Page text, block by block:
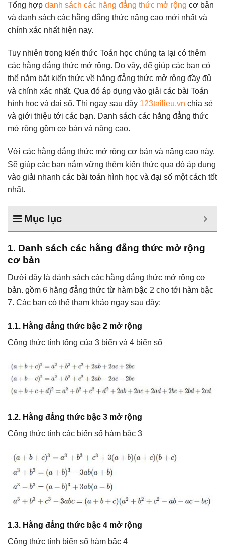
Tổng hợp danh sách các hằng đẳng thức mở rộng cơ bản
và danh sách các hằng đẳng thức nâng cao mới nhất và
chính xác nhất hiện nay.
Tuy nhiên trong kiến thức Toán học chúng ta lại có thêm
các hằng đẳng thức mở rộng. Do vậy, để giúp các bạn có
thể nắm bắt kiến thức về hằng đẳng thức mở rộng đầy đủ
và chính xác nhất. Qua đó áp dụng vào giải các bài Toán
hình học và đại số. Thì ngay sau đây 123tailieu.vn chia sẻ
và giới thiệu tới các bạn. Danh sách các hằng đẳng thức
mở rộng gồm cơ bản và nâng cao.
Với các hằng đẳng thức mở rộng cơ bản và nâng cao này.
Sẽ giúp các bạn nắm vững thêm kiến thức qua đó áp dụng
vào giải nhanh các bài toán hình học và đại số một cách tốt
nhất.
Mục lục
1. Danh sách các hằng đẳng thức mở rộng
cơ bản
Dưới đây là dánh sách các hằng đẳng thức mở rộng cơ
bản. gồm 6 hằng đẳng thức từ hàm bậc 2 cho tới hàm bậc
7. Các bạn có thể tham khảo ngay sau đây:
1.1. Hằng đẳng thức bậc 2 mở rộng
Công thức tính tổng của 3 biến và 4 biến số
1.2. Hằng đẳng thức bậc 3 mở rộng
Công thức tính các biến số hàm bậc 3
1.3. Hằng đẳng thức bậc 4 mở rộng
Công thức tính biến số hàm bậc 4